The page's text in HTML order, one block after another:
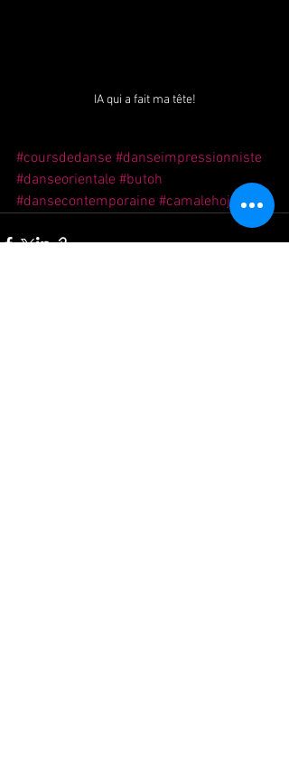
IA qui a fait ma tête!
#coursdedanse #danseimpressionniste
#danseorientale #butoh
#dansecontemporaine #camalehojuparis